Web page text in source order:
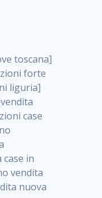
milano case nuove vendita milano nuove costruzioni milano nord nuove costruzioni livorno vendita nuove costruzioni roma nuove costruzioni liguria costruzioni roma cerco casa roma vendita nuove costruzioni classe a impresa edile rimini nuovi annunci case in vendita nuove costruzioni magenta todini costruzioni case grezze in vendita vendita appartamenti nuovi milano case in vendita gallaratese milano nuove costruzioni arezzo, vendita immobili commerciali . case in vendita castelverde case nuove dal costruttore nuovo appartamento nuove costruzioni desenzano imprese edili lombardia imprese edili veneto appartamenti in costruzione roma case vendita pescara nuove costruzioni case in vendita ad acilia imprese edili verona e provincia nuove costruzioni desio appartamenti classe a milano firenze nuove costruzioni pirelli re immobiliare grandi imprese di costruzioni case in vendita torresina roma case in vendita navigli milano nuove costruzioni roma centro nuovecostruzioni appartamenti nuovi a milano impresa edile ancona nuove residenze dragona case in vendita nuove costruzioni brindisi vendita nuove costruzioni milano case